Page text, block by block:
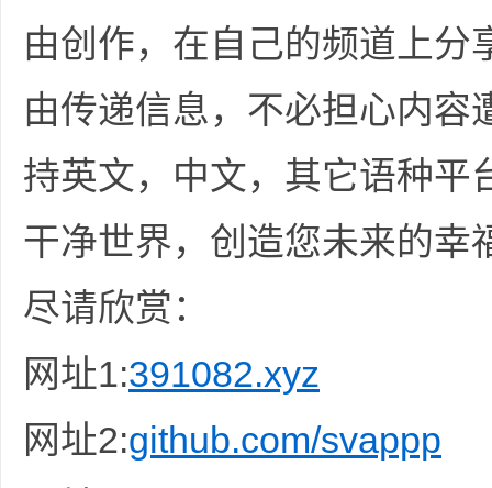
由创作，在自己的频道上分
由传递信息，不必担心内容
持英文，中文，其它语种平
干净世界，创造您未来的幸
尽请欣赏：
网址1:391082.xyz
网址2:github.com/svappp